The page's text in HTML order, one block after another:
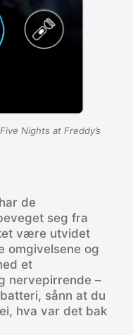
Five Nights at Freddy’s
har de
seg fra
være utvidet
omgivelsene og
et
nervepirrende –
sånn at du
hva var det bak